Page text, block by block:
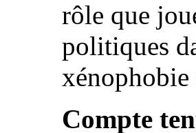
rôle que
politiques
Compte